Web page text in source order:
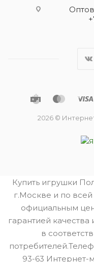
2026 ©
Купить игрушки
г.Москве и по
официальным
гарантией
в
93-63 Интернет-